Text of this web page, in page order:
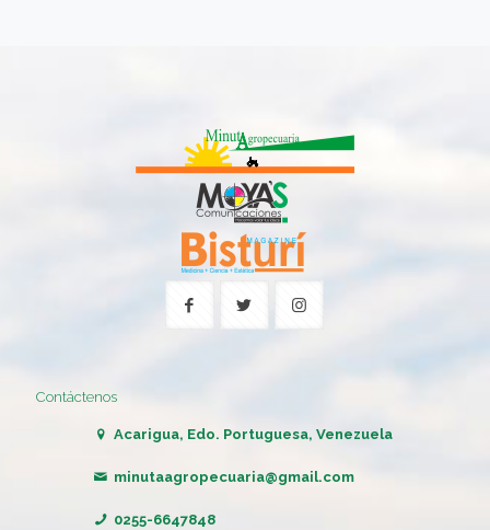
Contáctenos
Acarigua, Edo. Portuguesa, Venezuela
minutaagropecuaria@gmail.com
0255-6647848